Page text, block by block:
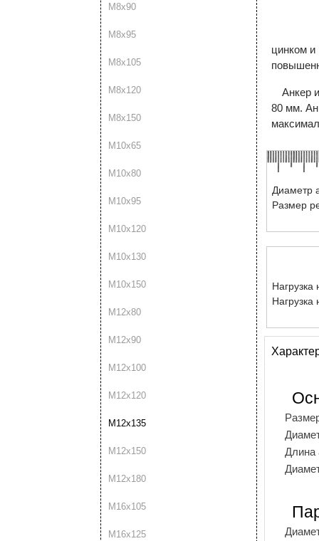
М8х90
М8х95
М8х105
М8х120
М8х150
М10х65
М10х80
М10х95
М10х120
М10х130
М10х150
М12х80
М12х90
М12х100
М12х120
М12х135
М12х150
М12х180
М16х105
М16х125
цинком и
Анкер
80 мм.
Диаметр
Размер
Нагрузка
Длина